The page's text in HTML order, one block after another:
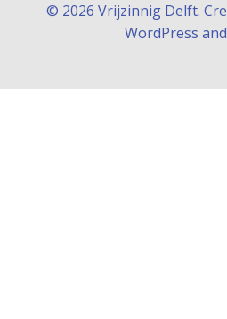
© 2026 Vrijzinnig Delft.
WordPress and